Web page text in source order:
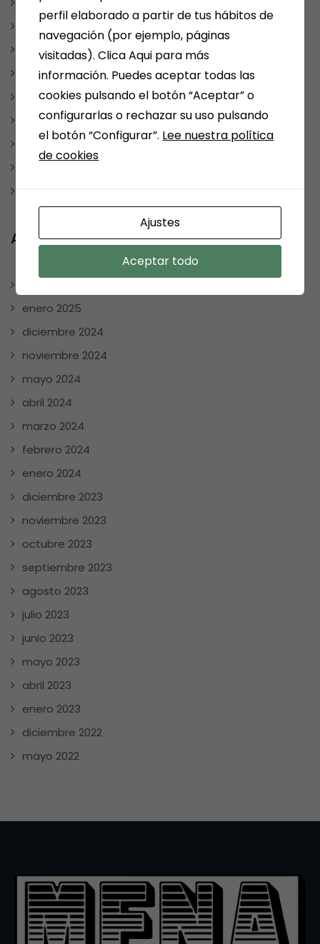
PAPELERIA
REDES SOCIALES
REGALOS
REGALOSPERSONALIZADOS
SMOLKAY
Uncategorized
WEBS RECOMENDABLES
Archives
enero 2025
diciembre 2024
noviembre 2024
mayo 2024
abril 2024
marzo 2024
febrero 2024
enero 2024
diciembre 2023
noviembre 2023
octubre 2023
septiembre 2023
agosto 2023
julio 2023
junio 2023
mayo 2023
abril 2023
enero 2023
diciembre 2022
mayo 2022
perfil elaborado a partir de tus hábitos de
navegación (por ejemplo, páginas
visitadas). Clica Aqui para más
información. Puedes aceptar todas las
cookies pulsando el botón “Aceptar” o
configurarlas o rechazar su uso pulsando
el botón “Configurar”. Lee nuestra política
de cookies
Ajustes
Aceptar todo